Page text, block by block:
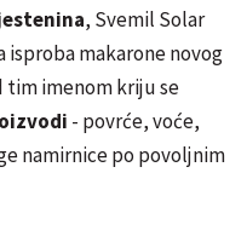
, Svemil Solar
isproba makarone novog
tim imenom kriju se
- povrće, voće,
namirnice po povoljnim